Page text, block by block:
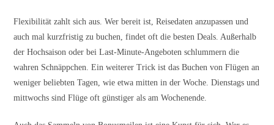
Flexibilität zahlt sich aus. Wer bereit ist, Reisedaten anzupassen und
auch mal kurzfristig zu buchen, findet oft die besten Deals. Außerhalb
der Hochsaison oder bei Last-Minute-Angeboten schlummern die
wahren Schnäppchen. Ein weiterer Trick ist das Buchen von Flügen an
weniger beliebten Tagen, wie etwa mitten in der Woche. Dienstags und
mittwochs sind Flüge oft günstiger als am Wochenende.